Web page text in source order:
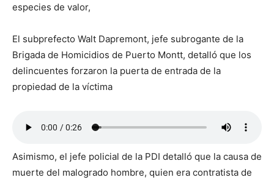
especies de valor,
El subprefecto Walt Dapremont, jefe subrogante de la
Brigada de Homicidios de Puerto Montt, detalló que los
delincuentes forzaron la puerta de entrada de la
propiedad de la víctima
Asimismo, el jefe policial de la PDI detalló que la causa de
muerte del malogrado hombre, quien era contratista de